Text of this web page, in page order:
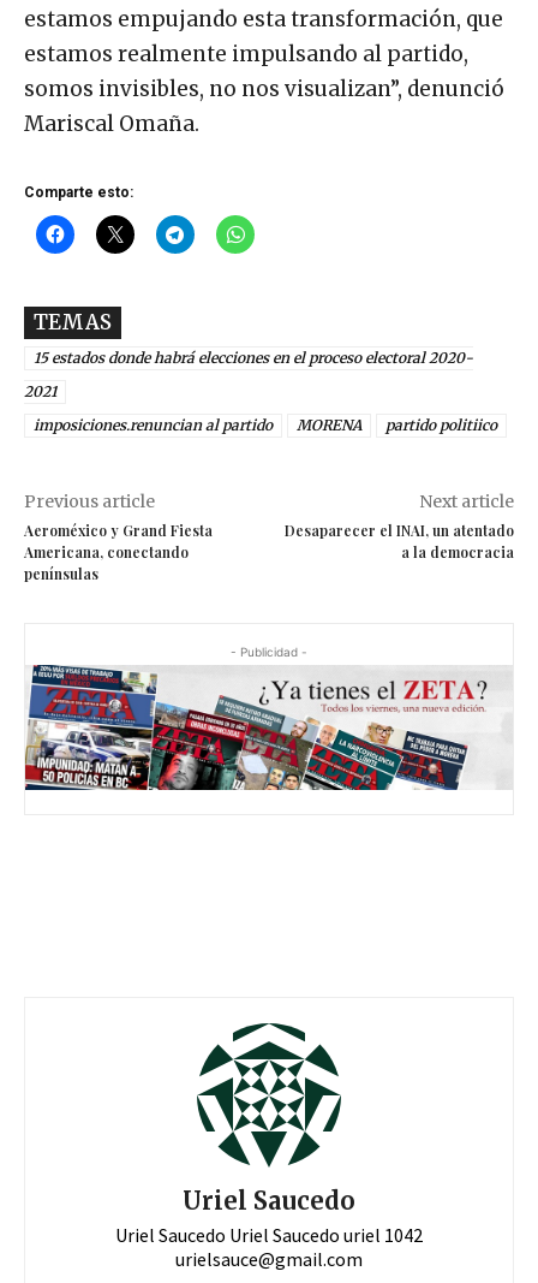
estamos empujando esta transformación, que
estamos realmente impulsando al partido,
somos invisibles, no nos visualizan”, denunció
Mariscal Omaña.
Comparte esto:
TEMAS
15 estados donde habrá elecciones en el proceso electoral 2020-
2021
imposiciones.renuncian al partido
MORENA partido politiico
Previous article
Aeroméxico y Grand Fiesta
Americana, conectando
penínsulas
Next article
Desaparecer el INAI, un atentado
a la democracia
- Publicidad -
Uriel Saucedo
Uriel Saucedo Uriel Saucedo uriel 1042
urielsauce@gmail.com